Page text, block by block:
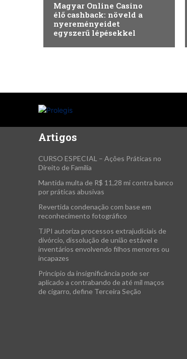
Magyar Online Casino
élő cashback: növeld a
nyereményeidet
egyszerű lépésekkel
Artigos
CURSO ESPECIAL – Ações Práticas no
Direito de Familia
Mantida multa de R$ 11,28 mi contra banco
por práticas abusivas
Revertida condenação com base em
reconhecimento fotográfico
TJPI autoriza processos extrajudiciais de
divórcio, dissolução de união estável e
inventários envolvendo filhos menores ou
incapazes
Princípio da insignificância pode ser
aplicado a contrabando de até mil maços
de cigarro, define Terceira Seção